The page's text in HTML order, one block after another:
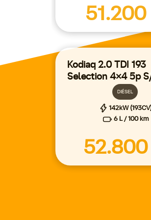
Kodiaq 2.0 TDI 193
Selection 4x4 5p
DIÉSEL
142kW
6 L / 100 km